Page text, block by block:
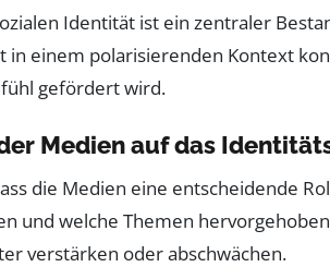
Identität ist ein zentraler
in einem polarisierenden Kontext
gefördert wird.
Medien auf das
die Medien eine entscheidende
und welche Themen
verstärken oder abschwächen.